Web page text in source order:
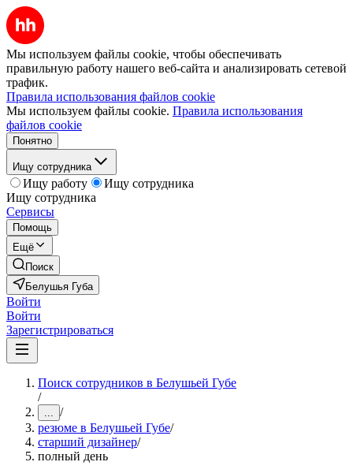
Мы используем файлы cookie, чтобы обеспечивать
правильную работу нашего веб-сайта и анализировать сетевой
трафик.
Правила использования файлов cookie
Мы используем файлы cookie. Правила использования
файлов cookie
Понятно
Ищу сотрудника
Ищу работу
Ищу сотрудника
Ищу сотрудника
Сервисы
Помощь
Ещё
Поиск
Белушья Губа
Войти
Войти
Зарегистрироваться
Поиск сотрудников в Белушьей Губе
/
... /
резюме в Белушьей Губе/
старший дизайнер/
полный день